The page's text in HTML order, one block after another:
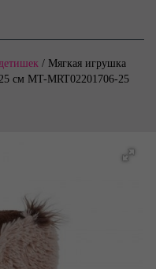
/ Мягкая игрушка
см MT-MRT02201706-25